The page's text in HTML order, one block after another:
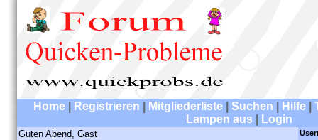
Home Registrieren Mitgliederliste Suchen Hilfe
Lampen aus
Login
Guten Abend, Gast